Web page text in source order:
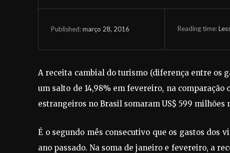
Published:março 28, 2016 Reading time:
A receita cambial do turismo (diferença entre os
um salto de 14,98% em fevereiro, na
estrangeiros no Brasil somaram US$ 599 milhões
É o segundo mês consecutivo que os gastos
ano passado. Na soma de janeiro e fevereiro, a